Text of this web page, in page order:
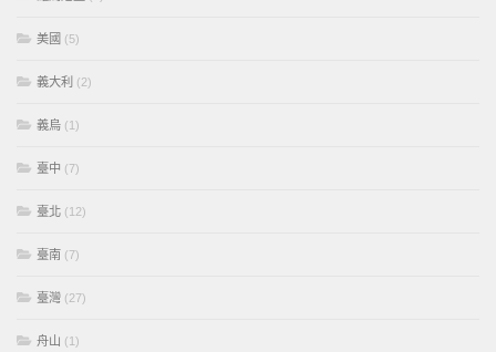
美國 (5)
義大利 (2)
義烏 (1)
臺中 (7)
臺北 (12)
臺南 (7)
臺灣 (27)
舟山 (1)